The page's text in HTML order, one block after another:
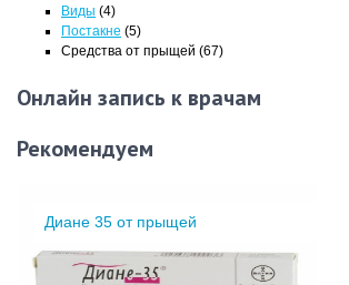
Виды (4)
Постакне (5)
Средства от прыщей (67)
Онлайн запись к врачам
Рекомендуем
Диане 35 от прыщей